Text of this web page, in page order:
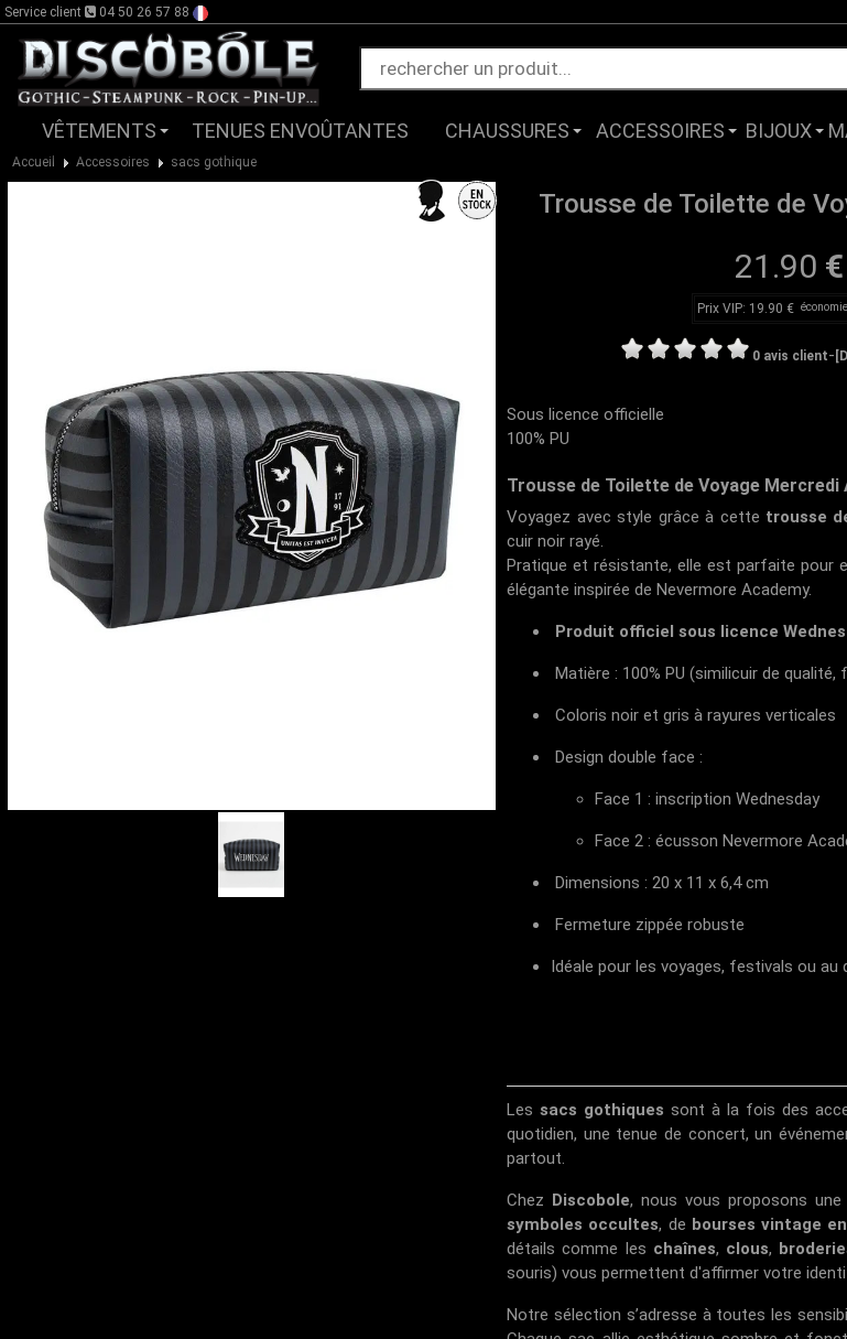
Service client 04 50 26 57 88
VÊTEMENTS TENUES ENVOÛTANTES CHAUSSURES ACCESSOIRES BIJOUX
Accueil Accessoires sacs gothique
Trousse de Toilette de
21.90 €
Prix VIP: 19.90 €
0 avis client-
Sous licence officielle
100% PU
Trousse de Toilette de Voyage Mercredi
Voyagez avec style grâce à cette trousse
cuir noir rayé.
Pratique et résistante, elle est parfaite pour
élégante inspirée deNevermore Academy.
Produit officiel sous licence
Matière : 100% PU (similicuir de qualité,
Coloris noir et gris à rayures verticales
Design double face :
Face 1 : inscriptionWednesday
Face 2 : écussonNevermore
Dimensions : 20 x 11 x 6,4 cm
Fermeture zippée robuste
Idéale pour les voyages, festivals ou au
Lessacs gothiques sont à la fois des
quotidien, une tenue de concert, un
partout.
Chez Discobole, nous vous proposons
symboles occultes, de bourses vintage
détails comme les chaînes, clous,
souris) vous permettent d'affirmer votre
Notre sélection s’adresse à toutes les